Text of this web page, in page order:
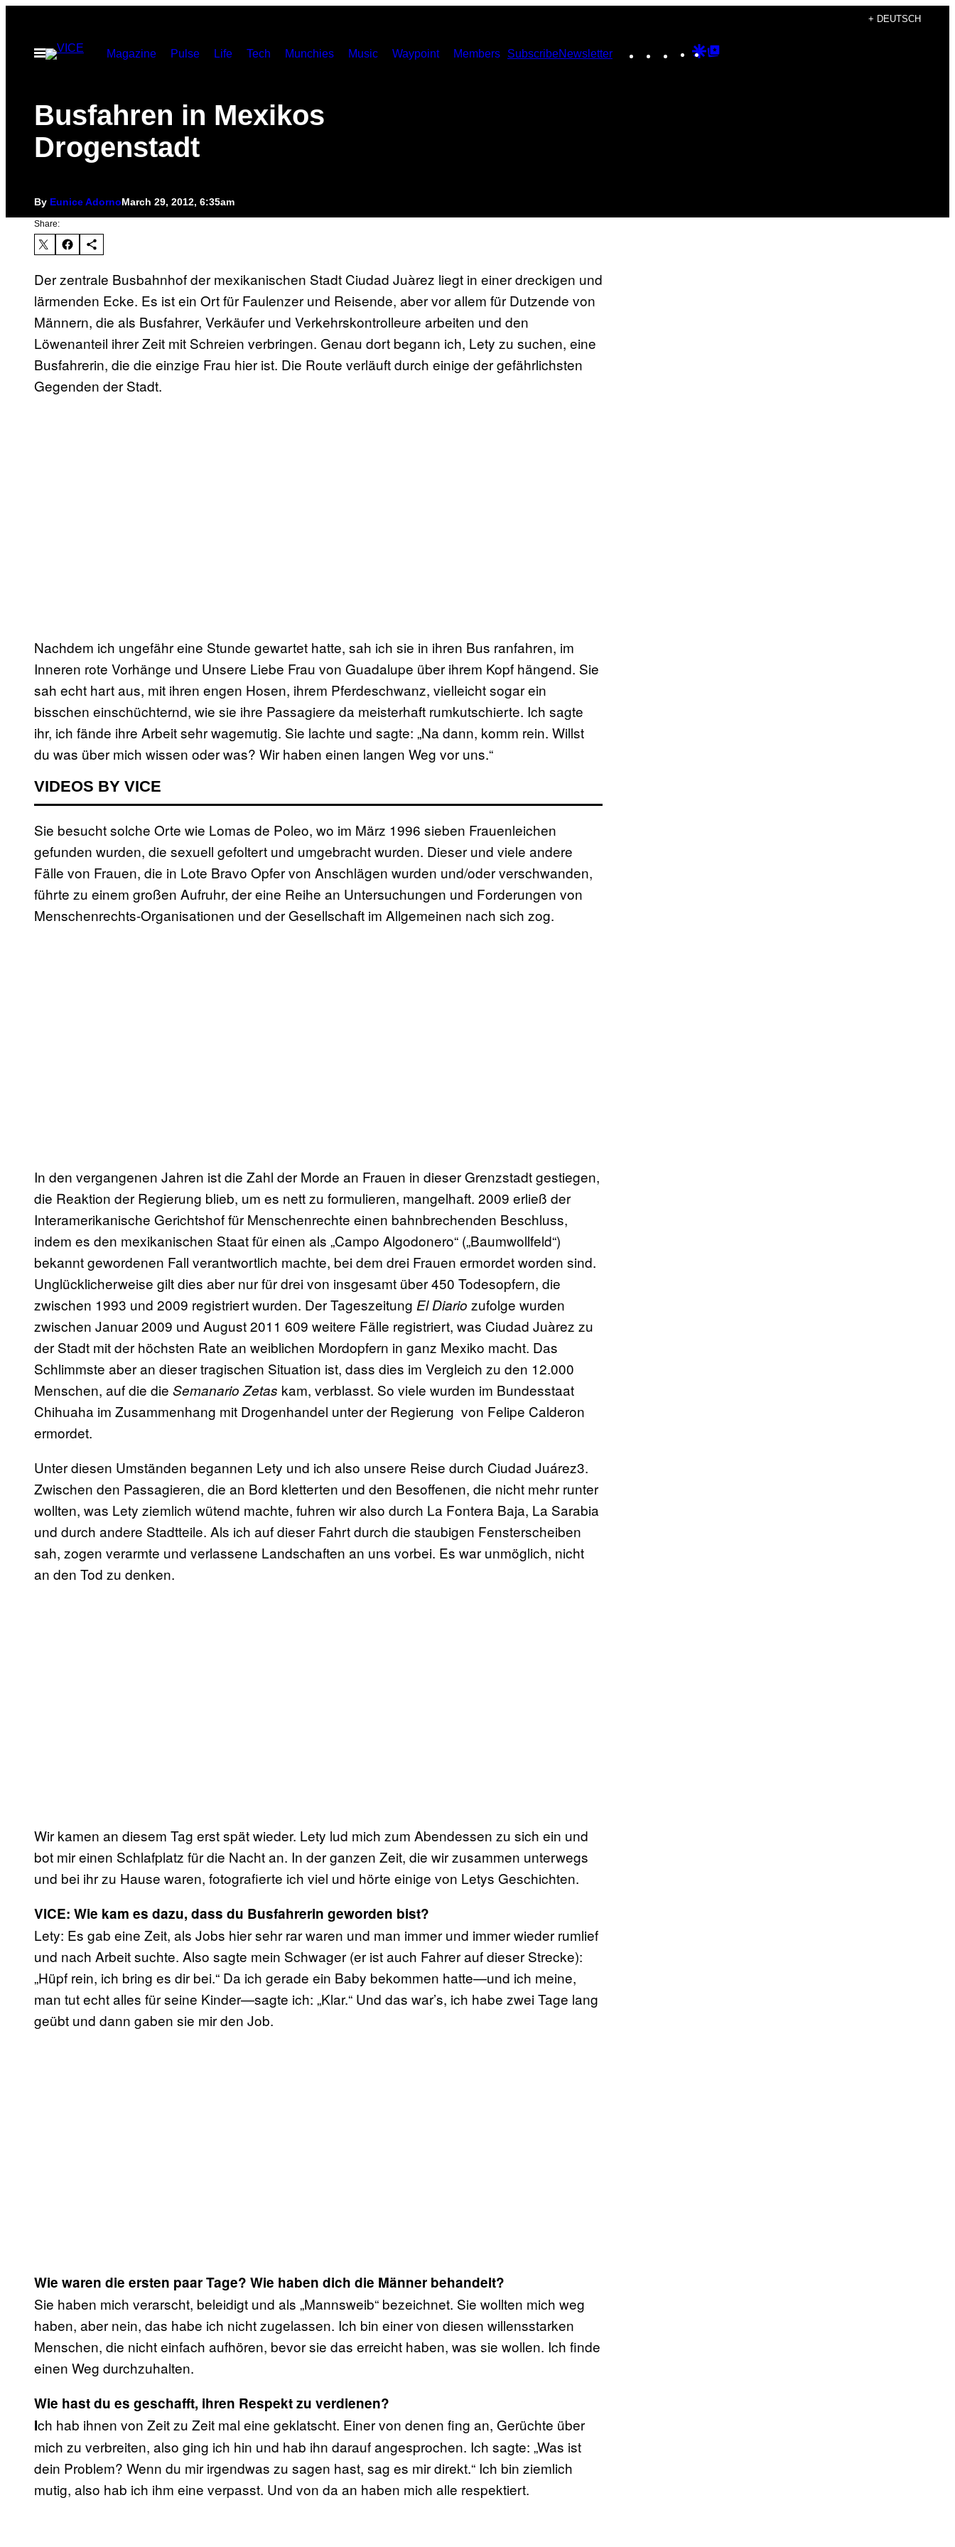
content
+ DEUTSCH
Open
Menu
Magazine Pulse Life Tech Munchies Music Waypoint Members SubscribeNewsletter Instagram
TikTokYouTube
Google
Busfahren in Mexikos
Drogenstadt
By Eunice AdornoMarch 29, 2012, 6:35am
Share:
Der zentrale Busbahnhof der mexikanischen Stadt Ciudad Juàrez liegt in einer dreckigen und
lärmenden Ecke. Es ist ein Ort für Faulenzer und Reisende, aber vor allem für Dutzende von
Männern, die als Busfahrer, Verkäufer und Verkehrskontrolleure arbeiten und den
Löwenanteil ihrer Zeit mit Schreien verbringen. Genau dort begann ich, Lety zu suchen, eine
Busfahrerin, die die einzige Frau hier ist. Die Route verläuft durch einige der gefährlichsten
Gegenden der Stadt.
Nachdem ich ungefähr eine Stunde gewartet hatte, sah ich sie in ihren Bus ranfahren, im
Inneren rote Vorhänge und Unsere Liebe Frau von Guadalupe über ihrem Kopf hängend. Sie
sah echt hart aus, mit ihren engen Hosen, ihrem Pferdeschwanz, vielleicht sogar ein
bisschen einschüchternd, wie sie ihre Passagiere da meisterhaft rumkutschierte. Ich sagte
ihr, ich fände ihre Arbeit sehr wagemutig. Sie lachte und sagte: „Na dann, komm rein. Willst
du was über mich wissen oder was? Wir haben einen langen Weg vor uns.“
VIDEOS BY VICE
Sie besucht solche Orte wie Lomas de Poleo, wo im März 1996 sieben Frauenleichen
gefunden wurden, die sexuell gefoltert und umgebracht wurden. Dieser und viele andere
Fälle von Frauen, die in Lote Bravo Opfer von Anschlägen wurden und/oder verschwanden,
führte zu einem großen Aufruhr, der eine Reihe an Untersuchungen und Forderungen von
Menschenrechts-Organisationen und der Gesellschaft im Allgemeinen nach sich zog.
In den vergangenen Jahren ist die Zahl der Morde an Frauen in dieser Grenzstadt gestiegen,
die Reaktion der Regierung blieb, um es nett zu formulieren, mangelhaft. 2009 erließ der
Interamerikanische Gerichtshof für Menschenrechte einen bahnbrechenden Beschluss,
indem es den mexikanischen Staat für einen als „Campo Algodonero“ („Baumwollfeld“)
bekannt gewordenen Fall verantwortlich machte, bei dem drei Frauen ermordet worden sind.
Unglücklicherweise gilt dies aber nur für drei von insgesamt über 450 Todesopfern, die
zwischen 1993 und 2009 registriert wurden. Der Tageszeitung El Diario zufolge wurden
zwischen Januar 2009 und August 2011 609 weitere Fälle registriert, was Ciudad Juàrez zu
der Stadt mit der höchsten Rate an weiblichen Mordopfern in ganz Mexiko macht. Das
Schlimmste aber an dieser tragischen Situation ist, dass dies im Vergleich zu den 12.000
Menschen, auf die die Semanario Zetas kam, verblasst. So viele wurden im Bundesstaat
Chihuaha im Zusammenhang mit Drogenhandel unter der Regierung von Felipe Calderon
ermordet.
Unter diesen Umständen begannen Lety und ich also unsere Reise durch Ciudad Juárez3.
Zwischen den Passagieren, die an Bord kletterten und den Besoffenen, die nicht mehr runter
wollten, was Lety ziemlich wütend machte, fuhren wir also durch La Fontera Baja, La Sarabia
und durch andere Stadtteile. Als ich auf dieser Fahrt durch die staubigen Fensterscheiben
sah, zogen verarmte und verlassene Landschaften an uns vorbei. Es war unmöglich, nicht
an den Tod zu denken.
Wir kamen an diesem Tag erst spät wieder. Lety lud mich zum Abendessen zu sich ein und
bot mir einen Schlafplatz für die Nacht an. In der ganzen Zeit, die wir zusammen unterwegs
und bei ihr zu Hause waren, fotografierte ich viel und hörte einige von Letys Geschichten.
VICE: Wie kam es dazu, dass du Busfahrerin geworden bist?
Lety: Es gab eine Zeit, als Jobs hier sehr rar waren und man immer und immer wieder rumlief
und nach Arbeit suchte. Also sagte mein Schwager (er ist auch Fahrer auf dieser Strecke):
„Hüpf rein, ich bring es dir bei.“ Da ich gerade ein Baby bekommen hatte—und ich meine,
man tut echt alles für seine Kinder—sagte ich: „Klar.“ Und das war’s, ich habe zwei Tage lang
geübt und dann gaben sie mir den Job.
Wie waren die ersten paar Tage? Wie haben dich die Männer behandelt?
Sie haben mich verarscht, beleidigt und als „Mannsweib“ bezeichnet. Sie wollten mich weg
haben, aber nein, das habe ich nicht zugelassen. Ich bin einer von diesen willensstarken
Menschen, die nicht einfach aufhören, bevor sie das erreicht haben, was sie wollen. Ich finde
einen Weg durchzuhalten.
Wie hast du es geschafft, ihren Respekt zu verdienen?
Ich hab ihnen von Zeit zu Zeit mal eine geklatscht. Einer von denen fing an, Gerüchte über
mich zu verbreiten, also ging ich hin und hab ihn darauf angesprochen. Ich sagte: „Was ist
dein Problem? Wenn du mir irgendwas zu sagen hast, sag es mir direkt.“ Ich bin ziemlich
mutig, also hab ich ihm eine verpasst. Und von da an haben mich alle respektiert.